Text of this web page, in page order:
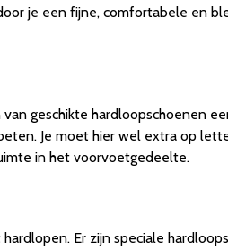
je een fijne, comfortabele en
geschikte hardloopschoenen
Je moet hier wel extra op
in het voorvoetgedeelte.
Er zijn speciale